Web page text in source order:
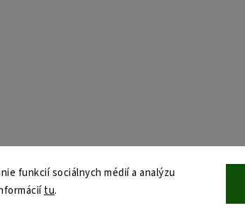
funkcií sociálnych médií a analýzu
tu.